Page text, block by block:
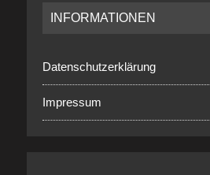
INFORMATIONEN
Datenschutzerklärung
Impressum